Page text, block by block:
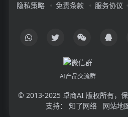
隐私策略
免责条款 服务协议
AI产品交流群
© 2013-2025 卓商AI 版权所有，
支持：
知了网络 网站地